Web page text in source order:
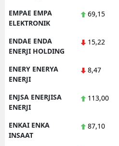
EMPAE EMPA
ELEKTRONIK
69,15
ENDAE ENDA
ENERJI HOLDING
15,22
ENERY ENERYA
ENERJI
8,47
ENJSA ENERJISA
ENERJI
113,00
ENKAI ENKA
INSAAT
87,10